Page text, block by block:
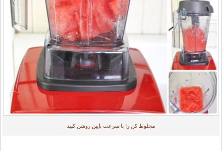
مخلوط کن را با سرعت پایین روشن کنید